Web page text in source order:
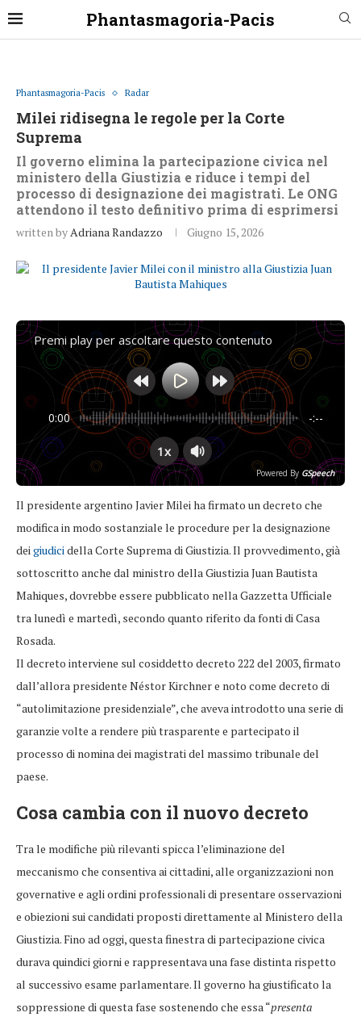
Phantasmagoria-Pacis
Phantasmagoria-Pacis Radar
Milei ridisegna le regole per la Corte
Suprema
Il governo elimina la partecipazione civica nel
ministero della Giustizia e riduce i tempi del
processo di designazione dei magistrati. Le ONG
attendono il testo definitivo prima di esprimersi
written byAdriana Randazzo Giugno 15, 2026
Premi play per ascoltare questo contenuto
0:00 -:--
1x
Powered By GSpeech
Il presidente argentino Javier Milei ha firmato un decreto che
modifica in modo sostanziale le procedure per la designazione
deigiudicidella Corte Suprema di Giustizia. Il provvedimento, già
sottoscritto anche dal ministro della Giustizia Juan Bautista
Mahiques, dovrebbe essere pubblicato nella Gazzetta Ufficiale
tra lunedì e martedì, secondo quanto riferito da fonti di Casa
Rosada.
Il decreto interviene sul cosiddetto decreto 222 del 2003, firmato
dall’allora presidente Néstor Kirchner e noto come decreto di
“autolimitazione presidenziale”, che aveva introdotto una serie di
garanzie volte a rendere più trasparente e partecipato il
processo di nomina dei magistrati del massimo tribunale del
paese.
Cosa cambia con il nuovo decreto
Tra le modifiche più rilevanti spicca l’eliminazione del
meccanismo che consentiva ai cittadini, alle organizzazioni non
governative e agli ordini professionali di presentare osservazioni
e obiezioni sui candidati proposti direttamente al Ministero della
Giustizia. Fino ad oggi, questa finestra di partecipazione civica
durava quindici giorni e rappresentava una fase distinta rispetto
al successivo esame parlamentare. Il governo ha giustificato la
soppressione di questa fase sostenendo che essa “presenta